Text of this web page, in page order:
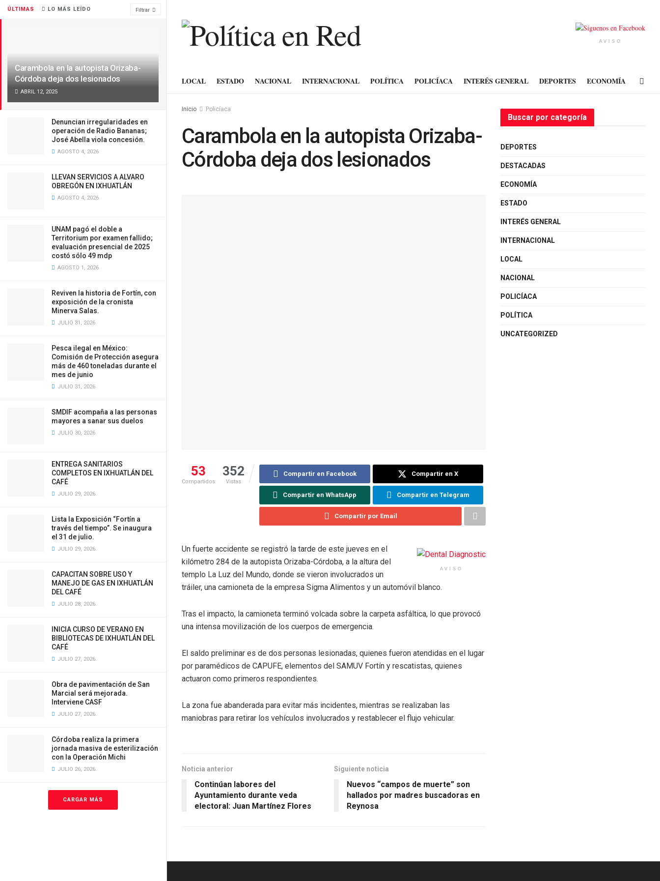
ÚLTIMAS LO MÁS LEÍDO Filtrar
Carambola en la autopista Orizaba-
Córdoba deja dos lesionados
ABRIL 12, 2025
Denuncian irregularidades en
operación de Radio Bananas;
José Abella viola concesión.
AGOSTO 4, 2026
LLEVAN SERVICIOS A ALVARO
OBREGÓN EN IXHUATLÁN
AGOSTO 4, 2026
UNAM pagó el doble a
Territorium por examen fallido;
evaluación presencial de 2025
costó sólo 49 mdp
AGOSTO 1, 2026
Reviven la historia de Fortín, con
exposición de la cronista
Minerva Salas.
JULIO 31, 2026
Pesca ilegal en México:
Comisión de Protección asegura
más de 460 toneladas durante el
mes de junio
JULIO 31, 2026
SMDIF acompaña a las personas
mayores a sanar sus duelos
JULIO 30, 2026
ENTREGA SANITARIOS
COMPLETOS EN IXHUATLÁN DEL
CAFÉ
JULIO 29, 2026
Lista la Exposición “Fortín a
través del tiempo”. Se inaugura
el 31 de julio.
JULIO 29, 2026
CAPACITAN SOBRE USO Y
MANEJO DE GAS EN IXHUATLÁN
DEL CAFÉ
JULIO 28, 2026
INICIA CURSO DE VERANO EN
BIBLIOTECAS DE IXHUATLÁN DEL
CAFÉ
JULIO 27, 2026
Obra de pavimentación de San
Marcial será mejorada.
Interviene CASF
JULIO 27, 2026
Córdoba realiza la primera
jornada masiva de esterilización
con la Operación Michi
JULIO 26, 2026
CARGAR MÁS
AVISO
LOCAL ESTADO NACIONAL INTERNACIONAL POLÍTICA POLICÍACA INTERÉS GENERAL DEPORTES ECONOMÍA
Inicio Policíaca
Carambola en la autopista Orizaba-
Córdoba deja dos lesionados
53
Compartidos
352
Vistas
Compartir en Facebook Compartir en X
Compartir en WhatsApp Compartir en Telegram
Compartir por Email
AVISO
Un fuerte accidente se registró la tarde de este jueves en el
kilómetro 284 de la autopista Orizaba-Córdoba, a la altura del
templo La Luz del Mundo, donde se vieron involucrados un
tráiler, una camioneta de la empresa Sigma Alimentos y un automóvil blanco.
Tras el impacto, la camioneta terminó volcada sobre la carpeta asfáltica, lo que provocó
una intensa movilización de los cuerpos de emergencia.
El saldo preliminar es de dos personas lesionadas, quienes fueron atendidas en el lugar
por paramédicos de CAPUFE, elementos del SAMUV Fortín y rescatistas, quienes
actuaron como primeros respondientes.
La zona fue abanderada para evitar más incidentes, mientras se realizaban las
maniobras para retirar los vehículos involucrados y restablecer el flujo vehicular.
Noticia anterior
Continúan labores del
Ayuntamiento durante veda
electoral: Juan Martínez Flores
Siguiente noticia
Nuevos “campos de muerte” son
hallados por madres buscadoras en
Reynosa
Buscar por categoría
DEPORTES
DESTACADAS
ECONOMÍA
ESTADO
INTERÉS GENERAL
INTERNACIONAL
LOCAL
NACIONAL
POLICÍACA
POLÍTICA
UNCATEGORIZED